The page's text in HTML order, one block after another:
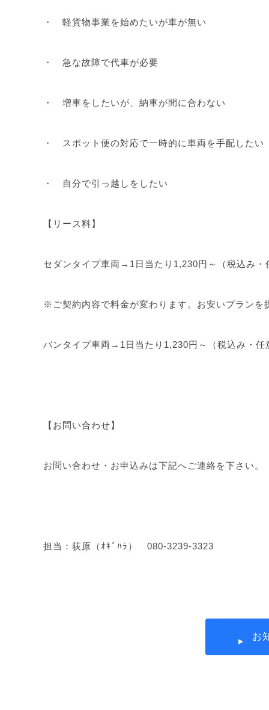
・ 軽貨物事業を始めたいが車が無い
・ 急な故障で代車が必要
・ 増車をしたいが、納車が間に合わない
・ スポット便の対応で一時的に車両を手配したい
・ 自分で引っ越しをしたい
【リース料】
セダンタイプ車両→1日当たり1,230円～（税込み・
※ご契約内容で料金が変わります。お安いプランを
バンタイプ車両→1日当たり1,230円～（税込み・任
【お問い合わせ】
お問い合わせ・お申込みは下記へご連絡を下さい。
担当：荻原（ｵｷﾞﾊﾗ） 080-3239-3323
お